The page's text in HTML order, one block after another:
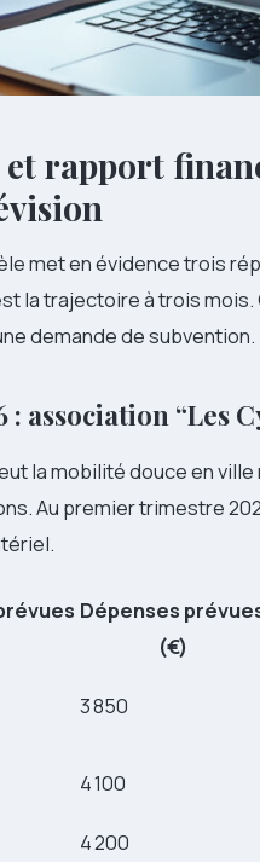
rapport
met en évidence trois
la trajectoire à trois mois.
demande de subvention.
association “Les
la mobilité douce en
Au premier trimestre
Dépenses
(€)
3 850
4 100
4 200